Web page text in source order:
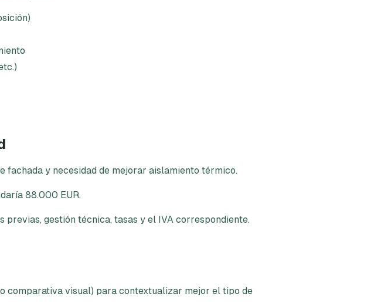
y necesidad de mejorar aislamiento térmico.
88.000 EUR.
gestión técnica, tasas y el IVA correspondiente.
comparativa visual) para contextualizar mejor el tipo de